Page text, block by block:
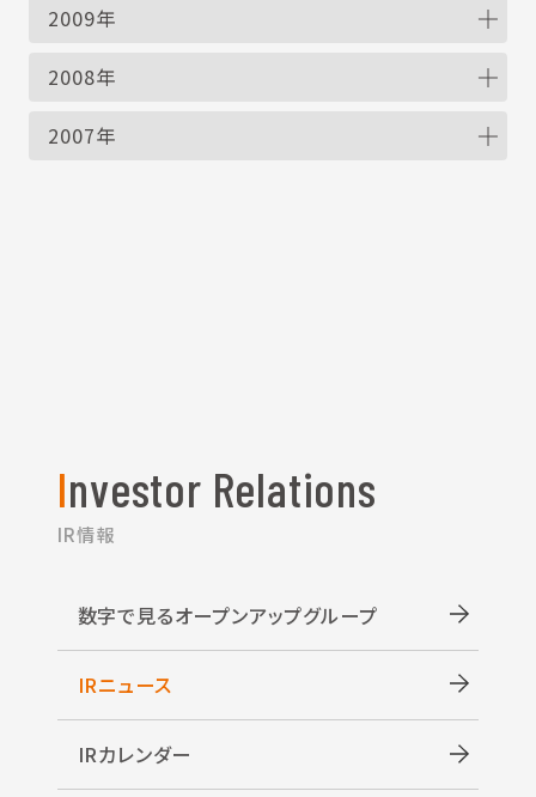
2009年
2008年
2007年
Investor Relations
IR情報
数字で見るオープンアップグループ
IRニュース
IRカレンダー